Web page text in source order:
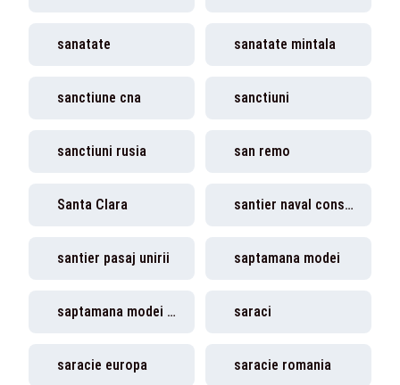
sanatate sanatate mintala
sanctiune cna sanctiuni
sanctiuni rusia san remo
Santa Clara santier naval constanta
santier pasaj unirii saptamana modei
saptamana modei milano saraci
saracie europa saracie romania